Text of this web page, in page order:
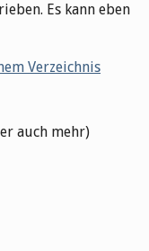
Es kann eben
Verzeichnis
auch mehr)